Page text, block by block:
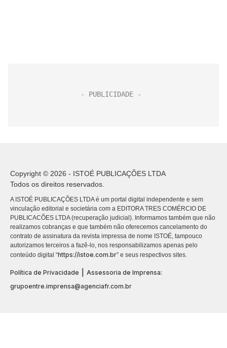
Copyright © 2026 - ISTOÉ PUBLICAÇÕES LTDA
Todos os direitos reservados.
A ISTOÉ PUBLICAÇÕES LTDA é um portal digital independente e sem
vinculação editorial e societária com a EDITORA TRES COMÉRCIO DE
PUBLICACÕES LTDA (recuperação judicial). Informamos também que não
realizamos cobranças e que também não oferecemos cancelamento do
contrato de assinatura da revista impressa de nome ISTOÉ, tampouco
autorizamos terceiros a fazê-lo, nos responsabilizamos apenas pelo
conteúdo digital “https://istoe.com.br” e seus respectivos sites.
Política de Privacidade
Assessoria de Imprensa:
grupoentre.imprensa@agenciafr.com.br